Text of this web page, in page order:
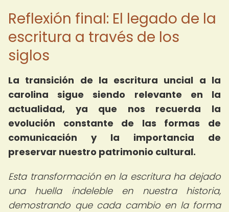
Reflexión final: El legado de la
escritura a través de los
siglos
La transición de la escritura uncial a la
carolina sigue siendo relevante en la
actualidad, ya que nos recuerda la
evolución constante de las formas de
comunicación y la importancia de
preservar nuestro patrimonio cultural.
Esta transformación en la escritura ha dejado
una huella indeleble en nuestra historia,
demostrando que cada cambio en la forma